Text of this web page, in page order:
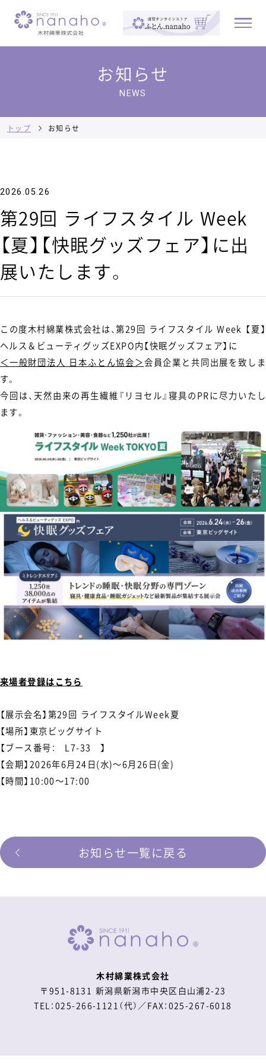
お知らせ
NEWS
トップ お知らせ
2026.05.26
第29回 ライフスタイル Week
【夏】【快眠グッズフェア】に出
展いたします。
この度木村綿業株式会社は、第29回 ライフスタイル Week 【夏】
ヘルス＆ビューティグッズEXPO内【快眠グッズフェア】に
＜一般財団法人 日本ふとん協会＞会員企業と共同出展を致しま
す。
今回は、天然由来の再生繊維『リヨセル』寝具のPRに尽力いたし
ます。
来場者登録はこちら
【展示会名】第29回 ライフスタイルWeek夏
【場所】東京ビッグサイト
【ブース番号： L7-33 】
【会期】2026年6月24日(水)〜6月26日(金)
【時間】10:00〜17:00
お知らせ一覧に戻る
木村綿業株式会社
〒951-8131 新潟県新潟市中央区白山浦2-23
TEL：025-266-1121（代）／FAX：025-267-6018